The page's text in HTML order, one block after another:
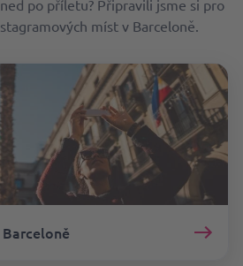
po příletu? Připravili jsme si pro
míst v Barceloně.